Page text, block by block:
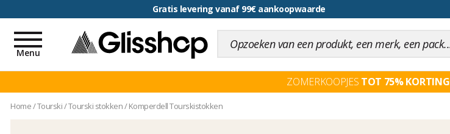
Gratis levering vanaf 99€ aankoopwaarde
voor een 100 dagen inruiling
Toggle
navigation
Menu
ZOMERKOOPJES TOT 75% KORTING
Home/Tourski/Tourski stokken/Komperdell Tourskistokken